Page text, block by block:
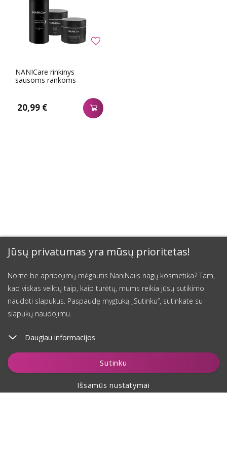
Jūsų privatumas yra mūsų prioritetas!
Norite be apribojimų mėgautis NaniNails nagų kosmetika? Tam,
kad viskas veiktų taip, kaip turėtų, mums reikia jūsų sutikimo
naudoti slapukus. Paspaudę mygtuką „Sutinku“, sutinkate su
slapukų naudojimu.
Daugiau informacijos
Sutinku
Išsamūs nustatymai
NANICare rinkinys
sausoms rankoms
20,99 €